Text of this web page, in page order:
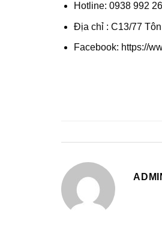
Hotline: 0938 992
Địa chỉ : C13/77
Facebook: https://